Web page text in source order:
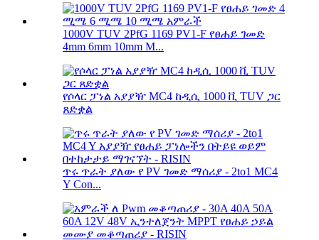
1000V TUV 2PfG 1169 PV1-F የፀሐይ ገመድ
4mm 6mm 10mm M...
የሶላር ፓነል አያያዥ MC4 ከዲሲ 1000 ቪ TUV ጋር
ጸድቋል
ጥሩ ጥራት ያለው የ PV ገመድ ማሰሪያ - 2to1 MC4
Y Con...